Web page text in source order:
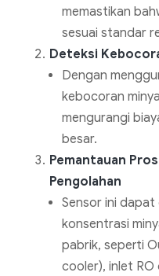
memastikan
sesuai standar
Deteksi
Dengan
kebocoran
mengurangi
besar.
Pemantauan
Pengolahan
Sensor ini
konsentrasi
pabrik, seperti
cooler), inlet